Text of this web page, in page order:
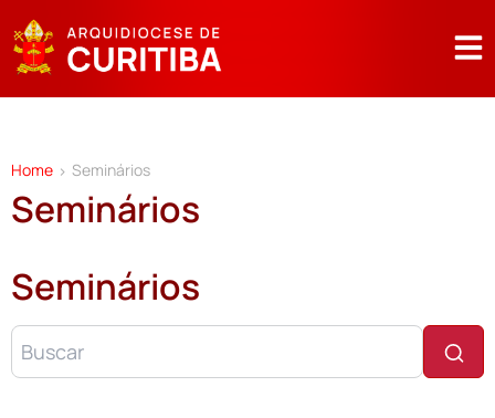
Home > Seminários
Seminários
Seminários